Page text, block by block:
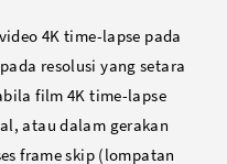
4K time-lapse pada
resolusi yang setara
film 4K time-lapse
atau dalam gerakan
frame skip (lompatan